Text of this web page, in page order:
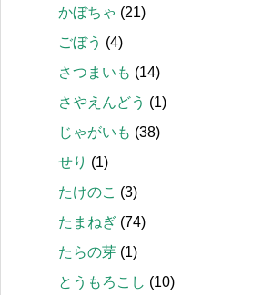
かぼちゃ (21)
ごぼう (4)
さつまいも (14)
さやえんどう (1)
じゃがいも (38)
せり (1)
たけのこ (3)
たまねぎ (74)
たらの芽 (1)
とうもろこし (10)